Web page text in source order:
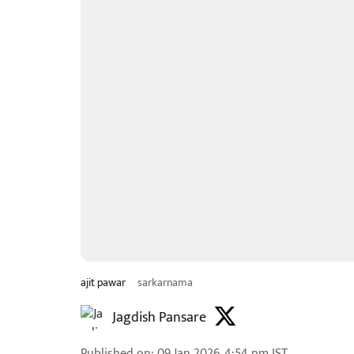
ajit pawar sarkarnama
Jagdish Pansare